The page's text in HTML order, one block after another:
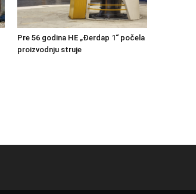
Pre 56 godina HE „Đerdap 1“ počela
proizvodnju struje